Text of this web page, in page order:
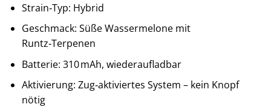
Strain‑Typ: Hybrid
Geschmack: Süße Wassermelone mit
Runtz‑Terpenen
Batterie: 310 mAh, wiederaufladbar
Aktivierung: Zug‑aktiviertes System – kein Knopf
nötig